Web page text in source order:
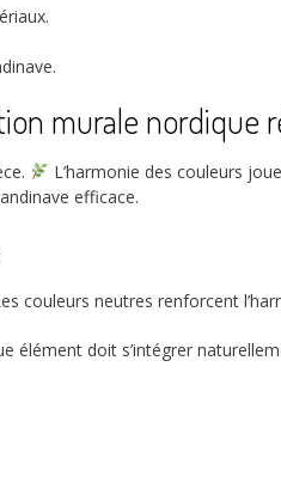
murale nordique
L’harmonie des couleurs
efficace.
couleurs neutres renforcent
élément doit s’intégrer